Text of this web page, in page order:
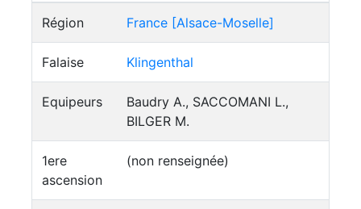
Région France [Alsace-Moselle]
Falaise Klingenthal
Equipeurs
Baudry A., SACCOMANI L.,
BILGER M.
1ere
ascension
(non renseignée)